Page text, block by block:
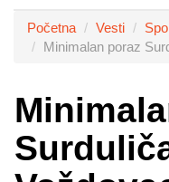
Početna Vesti
Minimalan poraz